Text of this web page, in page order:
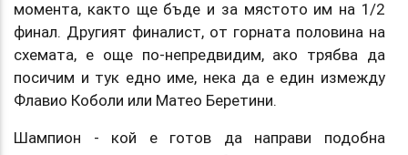
момента, както ще бъде и за мястото им на 1/2
финал. Другият финалист, от горната половина на
схемата, е още по-непредвидим, ако трябва да
посичим и тук едно име, нека да е един измежду
Флавио Коболи или Матео Беретини.
Шампион - кой е готов да направи подобна